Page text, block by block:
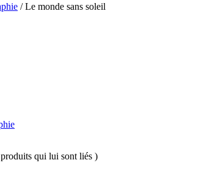
/ Le monde sans soleil
qui lui sont liés )